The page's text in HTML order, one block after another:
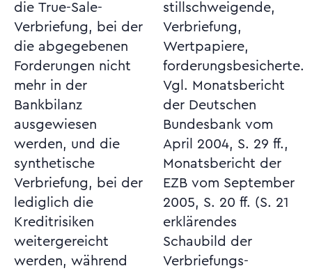
die True-Sale-
Verbriefung, bei der
die abgegebenen
Forderungen nicht
mehr in der
Bankbilanz
ausgewiesen
werden, und die
synthetische
Verbriefung, bei der
lediglich die
Kreditrisiken
weitergereicht
werden, während
stillschweigende,
Verbriefung,
Wertpapiere,
forderungsbesicherte.
Vgl. Monatsbericht
der Deutschen
Bundesbank vom
April 2004, S. 29 ff.,
Monatsbericht der
EZB vom September
2005, S. 20 ff. (S. 21
erklärendes
Schaubild der
Verbriefungs-